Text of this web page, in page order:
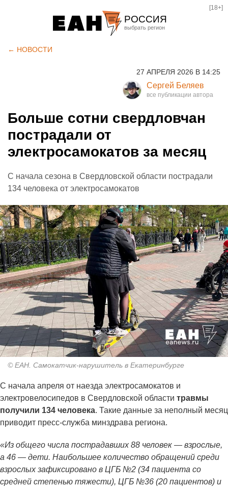
РОССИЯ
Курган
Оренбург
[18+]
← НОВОСТИ
27 АПРЕЛЯ 2026 В 14:25
Сергей Беляев
Больше сотни свердловчан
пострадали от
электросамокатов за месяц
С начала сезона в Свердловской области пострадали
134 человека от электросамокатов
© ЕАН. Самокатчик-нарушитель в Екатеринбурге
С начала апреля от наезда электросамокатов и
электровелосипедов в Свердловской области травмы
получили 134 человека. Такие данные за неполный месяц
приводит пресс-служба минздрава региона.
«Из общего числа пострадавших 88 человек — взрослые,
а 46 — дети. Наибольшее количество обращений среди
взрослых зафиксировано в ЦГБ №2 (34 пациента со
средней степенью тяжести), ЦГБ №36 (20 пациентов) и